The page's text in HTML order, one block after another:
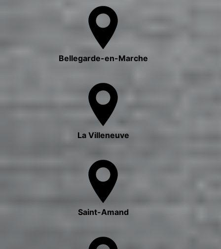
Bellegarde-en-Marche
La Villeneuve
Saint-Amand